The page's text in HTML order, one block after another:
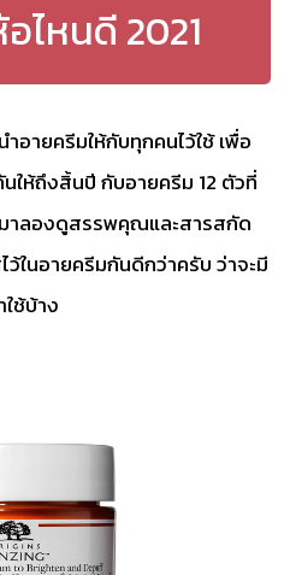
ไหนดี 2021
อายครีมให้กับทุกคนไว้ใช้ เพื่อ
ให้ถึงสิ้นปี กับอายครีม 12 ตัวที่
าลองดูสรรพคุณและสารสกัด
ในอายครีมกันดีกว่าครับ ว่าจะมี
ช้บ้าง